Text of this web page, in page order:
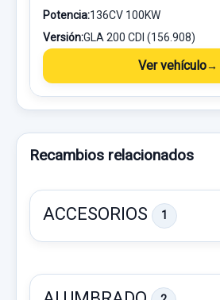
Potencia:136CV 100KW
Versión:GLA 200 CDI (156.908)
Ver vehículo
Recambios relacionados
ACCESORIOS 1